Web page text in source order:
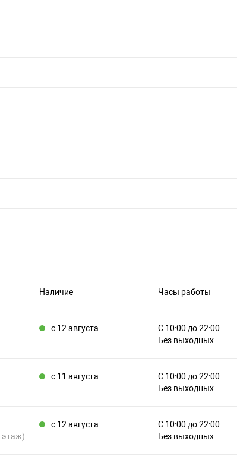
Наличие Часы работы
c 12 августа
С 10:00 до 22:00
Без выходных
c 11 августа
С 10:00 до 22:00
Без выходных
этаж)
c 12 августа
С 10:00 до 22:00
Без выходных